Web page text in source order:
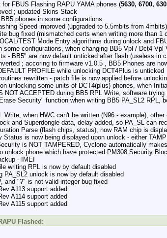
for FBUS Flashing RAPU YAMA phones (5630, 6700,
; updated Skins Stack
phones in some configurations
Speed improved (upgraded to 5.5mbits from 4mbits)
bug fixed (mismatched certs when writing more than 1
TEST Mode Entry algorithms during unlock and
some configurations, when changing BB5 Vpl / Dct4 Vpl
- BB5" are now default unticked after flash (useless in
; accoring to firmware v1.0.5 , BB5 Phones are
PROFILE while unlocking DCT4Plus is unticked
rewritten - patch file is now applied before
unlocking some units of DCT4(plus) phones, when
NOT ACCEPTED during BB5 RPL Write, software
Security" function when writing BB5 PA_SL2
Write, when HWC can't be written (N96 - example),
and Superdongle data, delay added, so PA_SL can
Parse (flash chips, status), now RAM chip is
Status is now being displayed upon unlock - either
is NOT TAMPERED, Cyclone automatically
unlock phone which have protected PM308 Security
- IMEI
writing RPL is now by default disabled
PA_SL2 unlock is now by default disabled
and "?" is not valid integer bug fixed
A113 support added
A114 support added
A115 support added
Flashed: